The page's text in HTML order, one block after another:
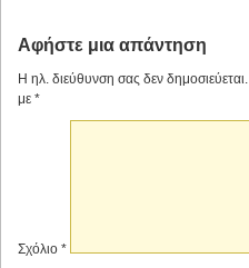
Αφήστε μια απάντηση
Η ηλ. διεύθυνση σας δεν δημοσιεύεται.
με *
Σχόλιο *